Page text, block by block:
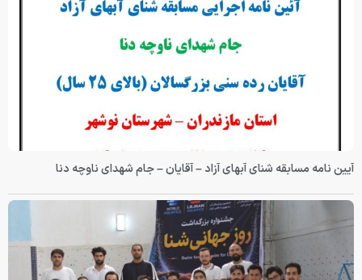
آیین نامه مسابقه شنای آبهای آزاد – آقایان – جام شهدای ناوچه دنا